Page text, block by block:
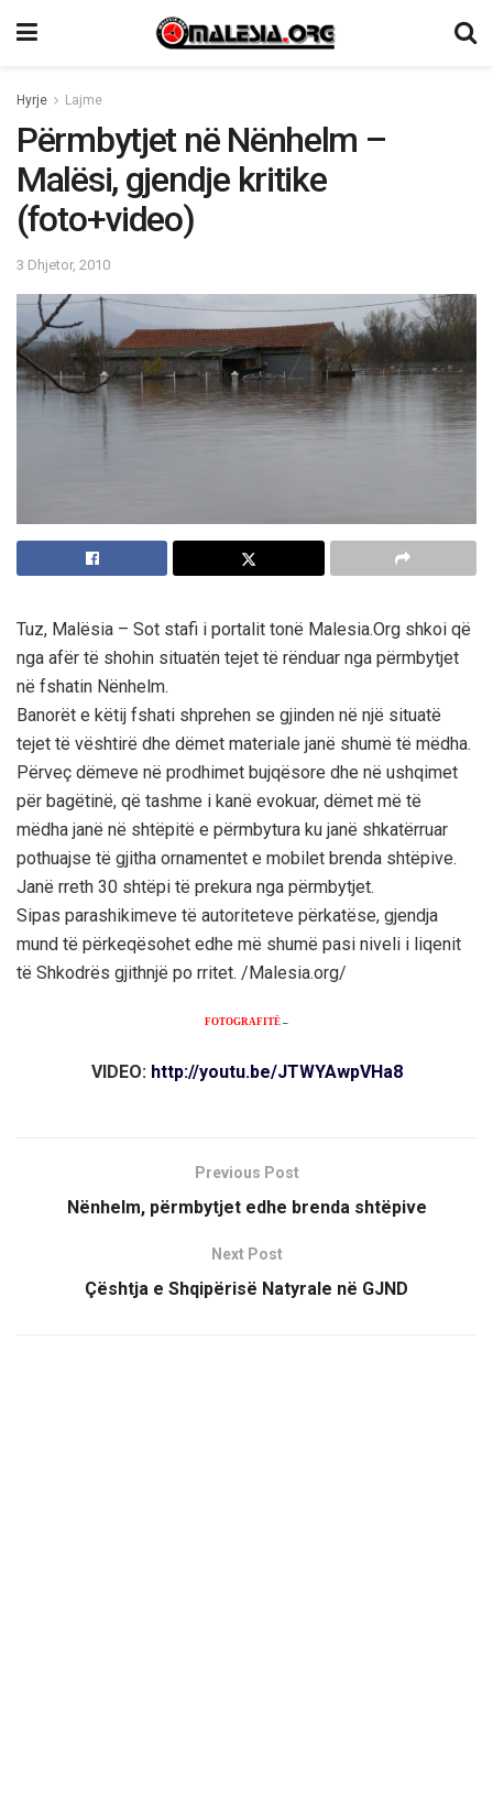
Hyrje Lajme
Përmbytjet në Nënhelm –
Malësi, gjendje kritike
(foto+video)
3 Dhjetor, 2010
Tuz, Malësia – Sot stafi i portalit tonë Malesia.Org shkoi që
nga afër të shohin situatën tejet të rënduar nga përmbytjet
në fshatin Nënhelm.
Banorët e këtij fshati shprehen se gjinden në një situatë
tejet të vështirë dhe dëmet materiale janë shumë të mëdha.
Përveç dëmeve në prodhimet bujqësore dhe në ushqimet
për bagëtinë, që tashme i kanë evokuar, dëmet më të
mëdha janë në shtëpitë e përmbytura ku janë shkatërruar
pothuajse të gjitha ornamentet e mobilet brenda shtëpive.
Janë rreth 30 shtëpi të prekura nga përmbytjet.
Sipas parashikimeve të autoriteteve përkatëse, gjendja
mund të përkeqësohet edhe më shumë pasi niveli i liqenit
të Shkodrës gjithnjë po rritet. /Malesia.org/
FOTOGRAFITË –
VIDEO: http://youtu.be/JTWYAwpVHa8
Previous Post
Nënhelm, përmbytjet edhe brenda shtëpive
Next Post
Çështja e Shqipërisë Natyrale në GJND